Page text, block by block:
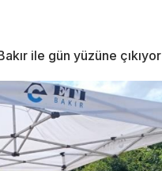
ile gün yüzüne çıkıyor